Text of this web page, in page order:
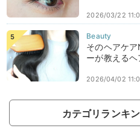
2026/03/22
そのヘアケ
ーが教える
2026/04/02
カテゴリランキ